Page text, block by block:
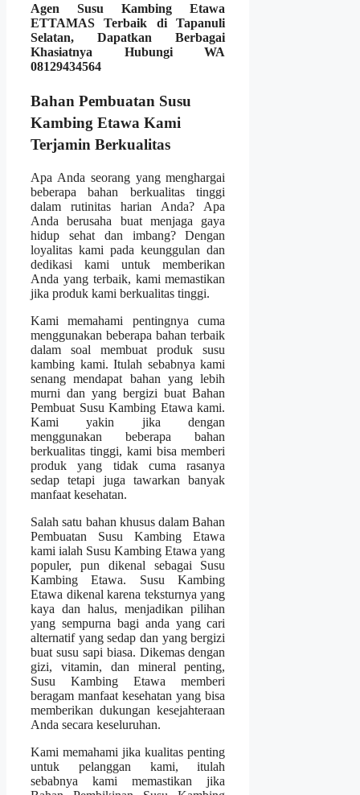
Agen Susu Kambing Etawa
ETTAMAS Terbaik di Tapanuli
Selatan, Dapatkan Berbagai
Khasiatnya Hubungi WA
08129434564
Bahan Pembuatan Susu
Kambing Etawa Kami
Terjamin Berkualitas
Apa Anda seorang yang menghargai
beberapa bahan berkualitas tinggi
dalam rutinitas harian Anda? Apa
Anda berusaha buat menjaga gaya
hidup sehat dan imbang? Dengan
loyalitas kami pada keunggulan dan
dedikasi kami untuk memberikan
Anda yang terbaik, kami memastikan
jika produk kami berkualitas tinggi.
Kami memahami pentingnya cuma
menggunakan beberapa bahan terbaik
dalam soal membuat produk susu
kambing kami. Itulah sebabnya kami
senang mendapat bahan yang lebih
murni dan yang bergizi buat Bahan
Pembuat Susu Kambing Etawa kami.
Kami yakin jika dengan
menggunakan beberapa bahan
berkualitas tinggi, kami bisa memberi
produk yang tidak cuma rasanya
sedap tetapi juga tawarkan banyak
manfaat kesehatan.
Salah satu bahan khusus dalam Bahan
Pembuatan Susu Kambing Etawa
kami ialah Susu Kambing Etawa yang
populer, pun dikenal sebagai Susu
Kambing Etawa. Susu Kambing
Etawa dikenal karena teksturnya yang
kaya dan halus, menjadikan pilihan
yang sempurna bagi anda yang cari
alternatif yang sedap dan yang bergizi
buat susu sapi biasa. Dikemas dengan
gizi, vitamin, dan mineral penting,
Susu Kambing Etawa memberi
beragam manfaat kesehatan yang bisa
memberikan dukungan kesejahteraan
Anda secara keseluruhan.
Kami memahami jika kualitas penting
untuk pelanggan kami, itulah
sebabnya kami memastikan jika